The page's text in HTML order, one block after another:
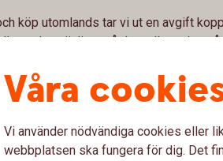
köp utomlands tar vi ut en avgift
valutaväxlingspåslag, eller
eventuella andra avgifter
Våra
Vi använder nödvändiga cookies eller
webbplatsen ska fungera för dig. Det